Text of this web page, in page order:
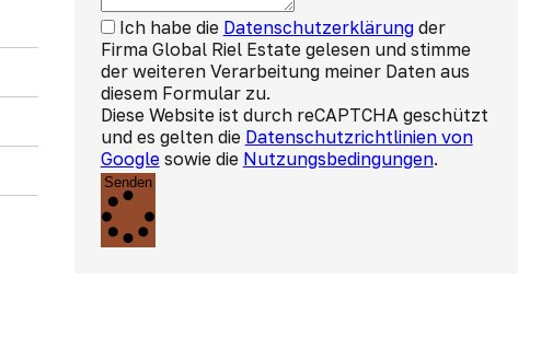
Ich habe die Datenschutzerklärungder
Firma Global Riel Estate gelesen und stimme
der weiteren Verarbeitung meiner Daten aus
diesem Formular zu.
Diese Website ist durch reCAPTCHA geschützt
und es gelten die Datenschutzrichtlinien von
Googlesowie die Nutzungsbedingungen.
Senden